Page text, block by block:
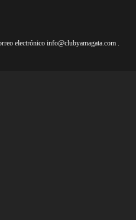
electrónico info@clubyamagata.com .